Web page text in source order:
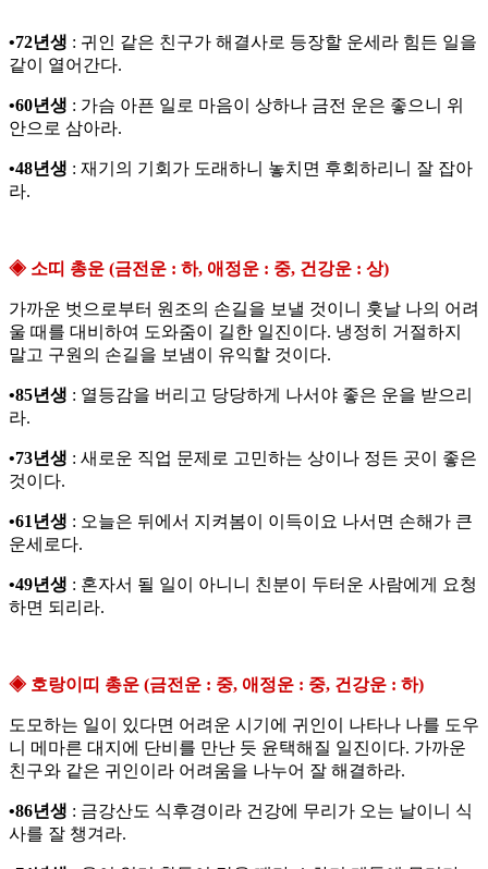
•72년생 : 귀인 같은 친구가 해결사로 등장할 운세라 힘든 일을
같이 열어간다.
•60년생 : 가슴 아픈 일로 마음이 상하나 금전 운은 좋으니 위
안으로 삼아라.
•48년생 : 재기의 기회가 도래하니 놓치면 후회하리니 잘 잡아
라.
◈ 소띠 총운 (금전운 : 하, 애정운 : 중, 건강운 : 상)
가까운 벗으로부터 원조의 손길을 보낼 것이니 훗날 나의 어려
울 때를 대비하여 도와줌이 길한 일진이다. 냉정히 거절하지
말고 구원의 손길을 보냄이 유익할 것이다.
•85년생 : 열등감을 버리고 당당하게 나서야 좋은 운을 받으리
라.
•73년생 : 새로운 직업 문제로 고민하는 상이나 정든 곳이 좋은
것이다.
•61년생 : 오늘은 뒤에서 지켜봄이 이득이요 나서면 손해가 큰
운세로다.
•49년생 : 혼자서 될 일이 아니니 친분이 두터운 사람에게 요청
하면 되리라.
◈ 호랑이띠 총운 (금전운 : 중, 애정운 : 중, 건강운 : 하)
도모하는 일이 있다면 어려운 시기에 귀인이 나타나 나를 도우
니 메마른 대지에 단비를 만난 듯 윤택해질 일진이다. 가까운
친구와 같은 귀인이라 어려움을 나누어 잘 해결하라.
•86년생 : 금강산도 식후경이라 건강에 무리가 오는 날이니 식
사를 잘 챙겨라.